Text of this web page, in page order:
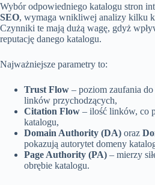
Wybór odpowiedniego katalogu stron
SEO, wymaga wnikliwej analizy kilku
Czynniki te mają dużą wagę, gdyż
reputację danego katalogu.
Najważniejsze parametry to:
Trust Flow – poziom zaufania
linków przychodzących,
Citation Flow – ilość linków, co
katalogu,
Domain Authority (DA) oraz
pokazują autorytet domeny
Page Authority (PA) – mierzy
obrębie katalogu.